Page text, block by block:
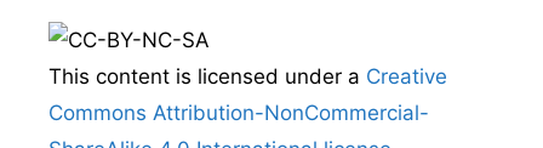
This content is licensed under a Creative
Commons Attribution-NonCommercial-